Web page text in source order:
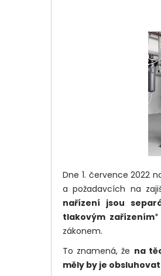
Dne 1. července 2022
a požadavcích na
nařízení jsou
tlakovým zařízením*
zákonem.
To znamená, že na
měly by je